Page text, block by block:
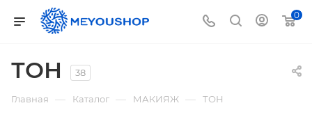
0
ТОН 38
Главная — Каталог — МАКИЯЖ — ТОН